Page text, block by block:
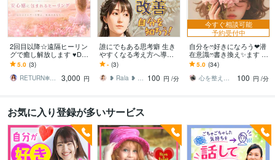
2回目以降☆遠隔ヒーリン
グで癒し解放します ♥DN
Aレベルの癒し・トラウマ
の解放♥
5.0 (3)
RETURN✻STONES
3,000 円
誰にでもある思考癖 生き
やすくなる考え方へ導き
ます ぐるぐる べきねば 白
黒思考などのつらさ整理
してみませんか？
- (3)
❥ Rala ❥ 心理カウンセラー 100 円 /分
今すぐ相談可能
予約受付中
自分をෆ⁠好きになろう❤潜
在意識ෆ⁠書き換え✨ます 自
己肯定感を整え❤✨本来の
あなたをෆ⁠取り戻そう❤✨️
5.0 (34)
心を整えるセルフラブコーチ ✨KANA✨
100 円 /分
お気に入り登録が多いサービス